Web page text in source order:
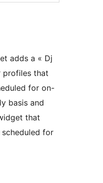
adds a « Dj
profiles that
for on-
basis and
that
for